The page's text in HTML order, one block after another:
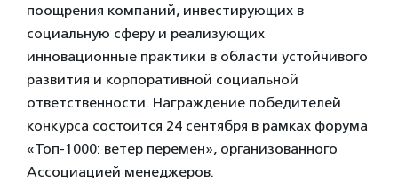
поощрения компаний, инвестирующих в
социальную сферу и реализующих
инновационные практики в области устойчивого
развития и корпоративной социальной
ответственности. Награждение победителей
конкурса состоится 24 сентября в рамках форума
«Топ-1000: ветер перемен», организованного
Ассоциацией менеджеров.